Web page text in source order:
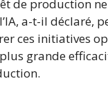
de production
a-t-il déclaré,
ces initiatives
grande